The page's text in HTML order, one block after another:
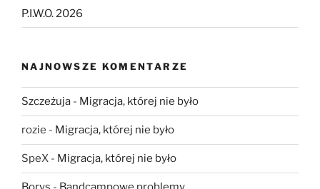
P.I.W.O. 2026
NAJNOWSZE KOMENTARZE
Szczeżuja - Migracja, której nie było
rozie - Migracja, której nie było
SpeX - Migracja, której nie było